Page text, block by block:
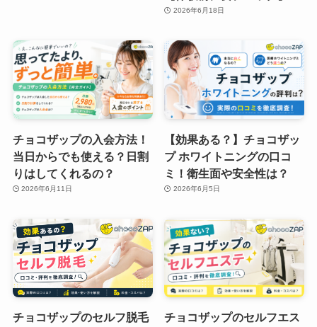
2026年6月18日
チョコザップの入会方法！
当日からでも使える？日割
りはしてくれるの？
2026年6月11日
【効果ある？】チョコザッ
プ ホワイトニングの口コ
ミ！衛生面や安全性は？
2026年6月5日
チョコザップのセルフ脱毛
チョコザップのセルフエス